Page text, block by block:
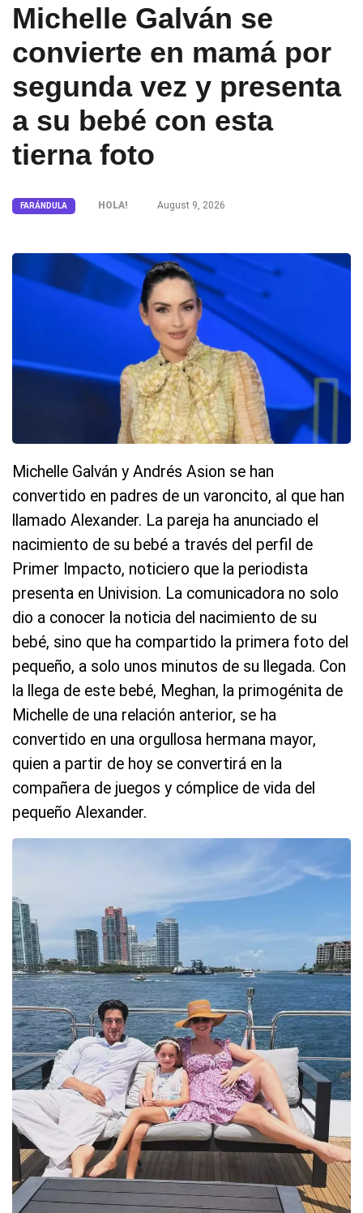
Michelle Galván se
convierte en mamá por
segunda vez y presenta
a su bebé con esta
tierna foto
FARÁNDULA HOLA! August 9, 2026
Michelle Galván y Andrés Asion se han
convertido en padres de un varoncito, al que han
llamado Alexander. La pareja ha anunciado el
nacimiento de su bebé a través del perfil de
Primer Impacto, noticiero que la periodista
presenta en Univision. La comunicadora no solo
dio a conocer la noticia del nacimiento de su
bebé, sino que ha compartido la primera foto del
pequeño, a solo unos minutos de su llegada. Con
la llega de este bebé, Meghan, la primogénita de
Michelle de una relación anterior, se ha
convertido en una orgullosa hermana mayor,
quien a partir de hoy se convertirá en la
compañera de juegos y cómplice de vida del
pequeño Alexander.